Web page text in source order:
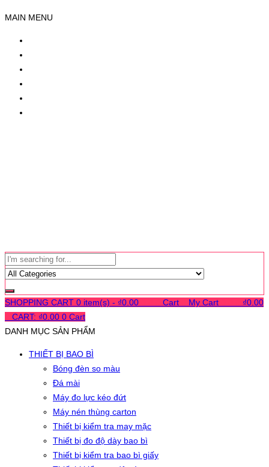
MAIN MENU
SHOPPING CART 0 item(s) - ₫0.00 Cart My Cart ₫0.00
CART: ₫0.00 0 Cart
DANH MỤC SẢN PHẨM
THIẾT BỊ BAO BÌ
Bóng đèn so màu
Đá mài
Máy đo lực kéo đứt
Máy nén thùng carton
Thiết bị kiểm tra may mặc
Thiết bị đo độ dày bao bì
Thiết bị kiểm tra bao bì giấy